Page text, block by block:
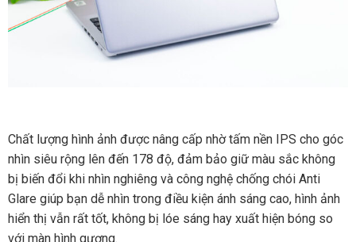
Chất lượng hình ảnh được nâng cấp nhờ tấm nền IPS cho góc
nhìn siêu rộng lên đến 178 độ, đảm bảo giữ màu sắc không
bị biến đổi khi nhìn nghiêng và công nghệ chống chói Anti
Glare giúp bạn dễ nhìn trong điều kiện ánh sáng cao, hình ảnh
hiển thị vẫn rất tốt, không bị lóe sáng hay xuất hiện bóng so
với màn hình gương.